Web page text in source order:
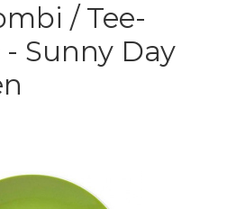
/ Tee-
Sunny Day